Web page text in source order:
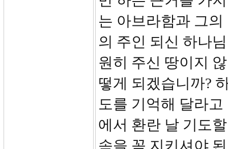
는 아브라함과 그
의 주인 되신 하나
원히 주신 땅이지
떻게 되겠습니까?
도를 기억해 달라
에서 환란 날 기도
속을 꼭 지키셔야